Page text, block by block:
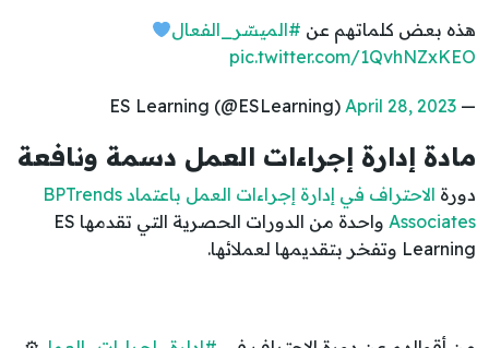
هذه بعض كلماتهم عن #الميسّر_الفعال
pic.twitter.com/1QvhNZxKEO
— ES Learning (@ESLearning)
April 28, 2023
مادة إدارة إجراءات العمل دسمة ونافعة
دورة
الاحتراف في إدارة إجراءات العمل باعتماد BPTrends
Associates
واحدة من الدورات الحصرية التي تقدمها ES
Learning وتفخر بتقديمها لعملائها.